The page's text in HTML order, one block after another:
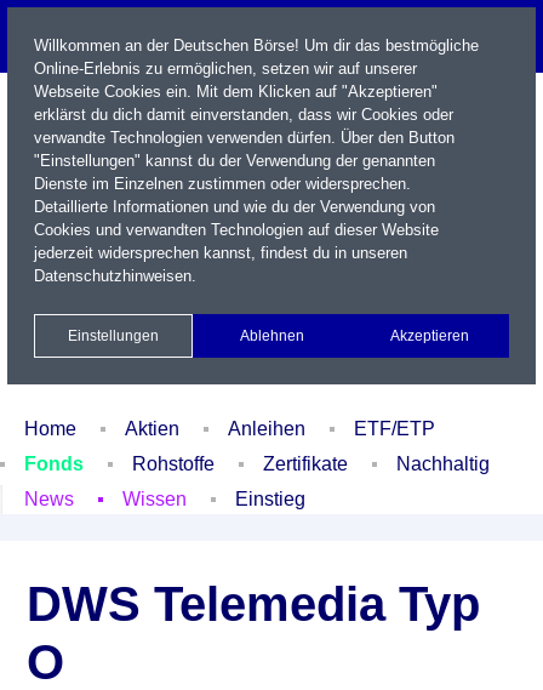
Name / WKN / ISIN / Kürzel
Xetra Realtime
Watchlist Portfolio Login
Home Aktien Anleihen
ETF/ETP
Fonds
Rohstoffe Zertifikate
Nachhaltig
News
Wissen Einstieg
DWS Telemedia Typ
O
Willkommen an der Deutschen Börse! Um dir das bestmögliche
Online-Erlebnis zu ermöglichen, setzen wir auf unserer
Webseite Cookies ein. Mit dem Klicken auf "Akzeptieren"
erklärst du dich damit einverstanden, dass wir Cookies oder
verwandte Technologien verwenden dürfen. Über den Button
"Einstellungen" kannst du der Verwendung der genannten
Dienste im Einzelnen zustimmen oder widersprechen.
Detaillierte Informationen und wie du der Verwendung von
Cookies und verwandten Technologien auf dieser Website
jederzeit widersprechen kannst, findest du in unseren
Datenschutzhinweisen.
Einstellungen Ablehnen Akzeptieren